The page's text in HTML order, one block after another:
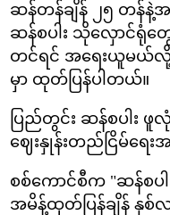
ဆန်တန်ချိန် ၂၅ တန်
ဆန်စပါး သိုလှောင်ရုံ
တင်ရင် အရေးယူမယ်လို့
မှာ ထုတ်ပြန်ပါတယ်။
ပြည်တွင်း ဆန်စပါး ဖူ
ဈေးနှုန်းတည်ငြိမ်ရေ
စစ်ကောင်စီက "ဆန်စပ
အမိန့်ထုတ်ပြန်ချိန် နှ